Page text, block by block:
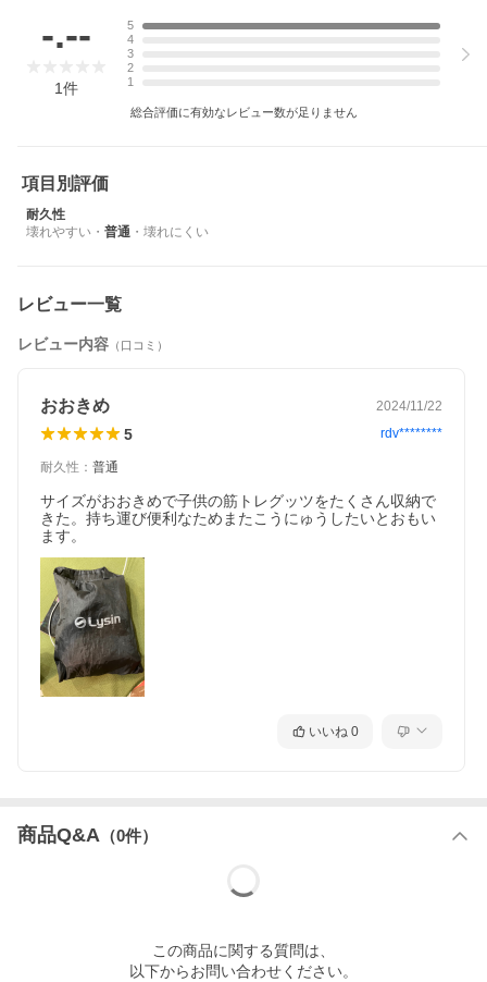
型番
LS-TR-BAG
ブラック
本体サイズ
横:30cm × 縦:40cm
原産国
※サイズ・重量には多少の誤差が生じる場合がございます。
※お使いのモニター環境などにより、掲載画像と実際の商品の色味が若
干異なる場合がございます。
※多少のキズ・ヨゴレ等がある場合がございます。
※仕様は予告なく変更される場合がございます。
-.--
1件
5
4
3
2
1
総合評価に有効なレビュー数が足りません
項目別評価
耐久性
壊れやすい ・ 普通 ・ 壊れにくい
レビュー一覧
レビュー内容 （口コミ）
おおきめ 2024/11/22
5 rdv********
耐久性 ： 普通
サイズがおおきめで子供の筋トレグッツをたくさん収納で
きた。持ち運び便利なためまたこうにゅうしたいとおもい
ます。
いいね 0
商品Q&A （0件）
この商品に関する質問は、
以下からお問い合わせください。